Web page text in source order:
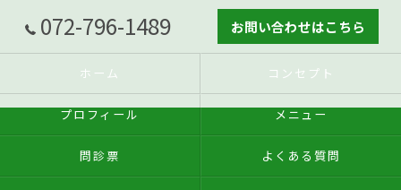
072-796-1489 お問い合わせはこちら
ホーム コンセプト
プロフィール メニュー
問診票 よくある質問